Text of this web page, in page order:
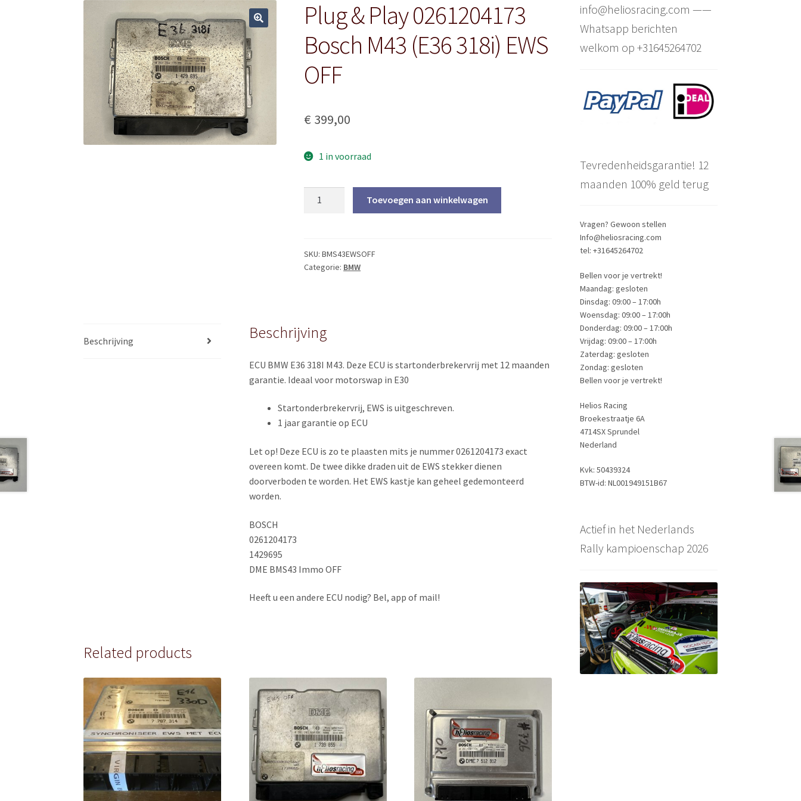
Plug & Play 0261204173
Bosch M43 (E36 318i) EWS
OFF
€ 399,00
1 in voorraad
Bosch
M43
OFF
quantity
Toevoegen aan winkelwagen
SKU:BMS43EWSOFF
Categorie: BMW
Beschrijving Beschrijving
ECU BMW E36 318I M43. Deze ECU is startonderbrekervrij met 12 maanden
garantie. Ideaal voor motorswap in E30
Startonderbrekervrij, EWS is uitgeschreven.
1 jaar garantie op ECU
Let op! Deze ECU is zo te plaasten mits je nummer 0261204173 exact
overeen komt. De twee dikke draden uit de EWS stekker dienen
doorverboden te worden. Het EWS kastje kan geheel gedemonteerd
worden.
BOSCH
0261204173
1429695
DME BMS43 Immo OFF
Heeft u een andere ECU nodig? Bel, app of mail!
Related products
info@heliosracing.com ——
Whatsapp berichten
welkom op +31645264702
Tevredenheidsgarantie! 12
maanden 100% geld terug
Vragen? Gewoon stellen
Info@heliosracing.com
tel: +31645264702
Bellen voor je vertrekt!
Maandag: gesloten
Dinsdag: 09:00 – 17:00h
Woensdag: 09:00 – 17:00h
Donderdag: 09:00 – 17:00h
Vrijdag: 09:00 – 17:00h
Zaterdag: gesloten
Zondag: gesloten
Bellen voor je vertrekt!
Helios Racing
Broekestraatje 6A
4714SX Sprundel
Nederland
Kvk: 50439324
BTW-id: NL001949151B67
Actief in het Nederlands
Rally kampioenschap 2026